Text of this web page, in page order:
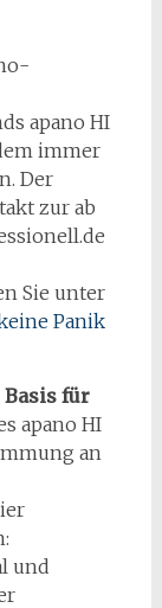
apano HI
immer
Der
zur ab
Sie unter
Panik
Basis für
apano HI
an
und